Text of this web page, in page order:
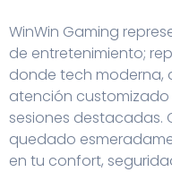
WinWin Gaming
de entretenimiento;
donde tech moderna,
atención
sesiones
quedado
en tu confort,